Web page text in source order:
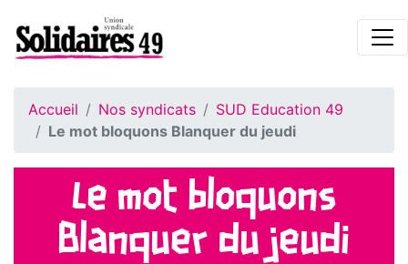
Accueil Nos syndicats
SUD Education 49
Le mot bloquons Blanquer du jeudi
Le mot bloquons
Blanquer du jeudi